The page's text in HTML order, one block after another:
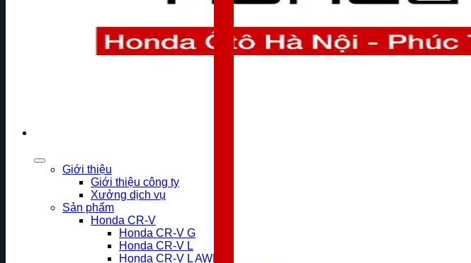
Giới thiệu
Giới thiệu công ty
Xưởng dịch vụ
Sản phẩm
Honda CR-V
Honda CR-V G
Honda CR-V L
Honda CR-V L AWD